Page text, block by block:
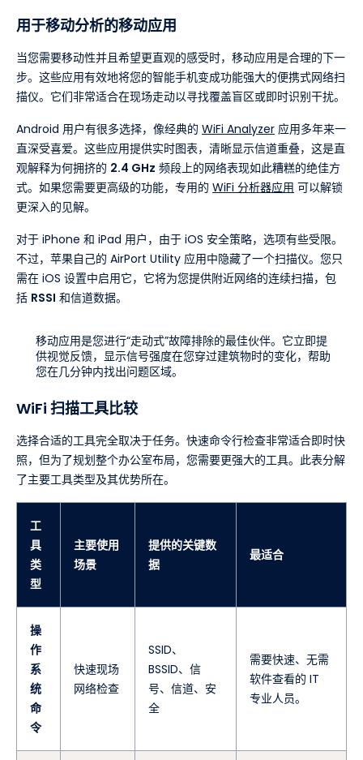
用于移动分析的移动应用
当您需要移动性并且希望更直观的感受时，移动应用是合理的下一
步。这些应用有效地将您的智能手机变成功能强大的便携式网络扫
描仪。它们非常适合在现场走动以寻找覆盖盲区或即时识别干扰。
Android 用户有很多选择，像经典的 WiFi Analyzer 应用多年来一
直深受喜爱。这些应用提供实时图表，清晰显示信道重叠，这是直
观解释为何拥挤的 2.4 GHz 频段上的网络表现如此糟糕的绝佳方
式。如果您需要更高级的功能，专用的 WiFi 分析器应用 可以解锁
更深入的见解。
对于 iPhone 和 iPad 用户，由于 iOS 安全策略，选项有些受限。
不过，苹果自己的 AirPort Utility 应用中隐藏了一个扫描仪。您只
需在 iOS 设置中启用它，它将为您提供附近网络的连续扫描，包
括 RSSI 和信道数据。
移动应用是您进行“走动式”故障排除的最佳伙伴。它立即提
供视觉反馈，显示信号强度在您穿过建筑物时的变化，帮助
您在几分钟内找出问题区域。
WiFi 扫描工具比较
选择合适的工具完全取决于任务。快速命令行检查非常适合即时快
照，但为了规划整个办公室布局，您需要更强大的工具。此表分解
了主要工具类型及其优势所在。
工
具
类
型
主要使用
场景
提供的关键数
据
最适合
操
作
系
统
命
令
快速现场
网络检查
SSID、
BSSID、信
号、信道、安
全
需要快速、无需
软件查看的 IT
专业人员。